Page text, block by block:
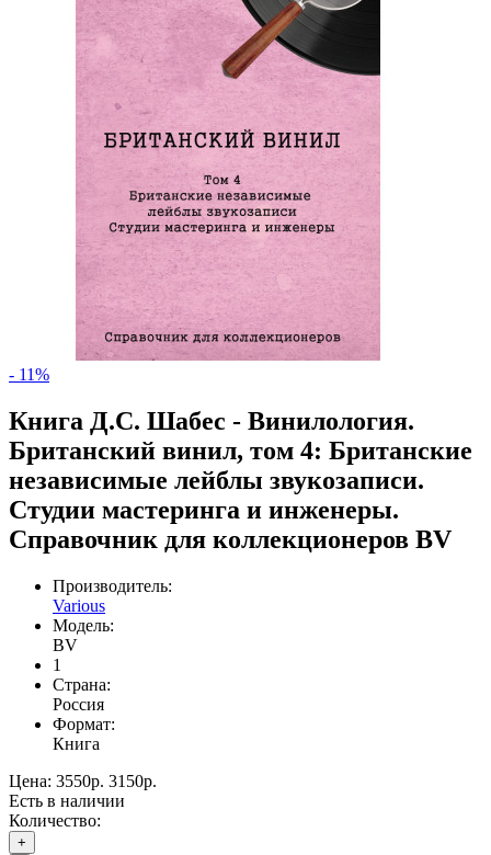
- 11%
Книга Д.С. Шабес - Винилология.
Британский винил, том 4: Британские
независимые лейблы звукозаписи.
Студии мастеринга и инженеры.
Справочник для коллекционеров BV
Производитель:
Various
Модель:
BV
1
Страна:
Россия
Формат:
Книга
Цена: 3550р. 3150р.
Есть в наличии
Количество:
+